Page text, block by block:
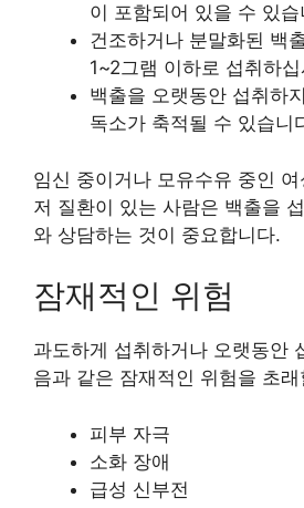
이 포함되어 있을 수 있습
건조하거나 분말화된 백
1~2그램 이하로 섭취하
백출을 오랫동안 섭취하
독소가 축적될 수 있습니
임신 중이거나 모유수유 중인
저 질환이 있는 사람은 백출을
와 상담하는 것이 중요합니다.
잠재적인 위험
과도하게 섭취하거나 오랫동안
음과 같은 잠재적인 위험을 초
피부 자극
소화 장애
급성 신부전